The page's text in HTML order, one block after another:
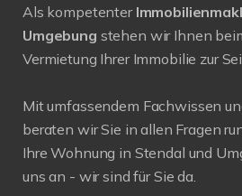
Als kompetenter
Umgebung stehen wir Ihnen
Vermietung Ihrer Immobilie zur
Mit umfassendem Fachwissen
beraten wir Sie in allen Fragen
Ihre Wohnung in Stendal und
uns an - wir sind für Sie da.